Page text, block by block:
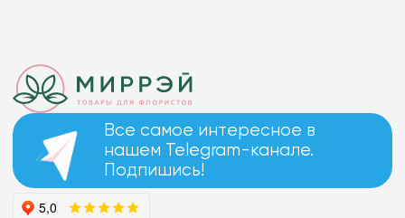
Все самое интересное в
нашем Telegram-канале.
Подпишись!